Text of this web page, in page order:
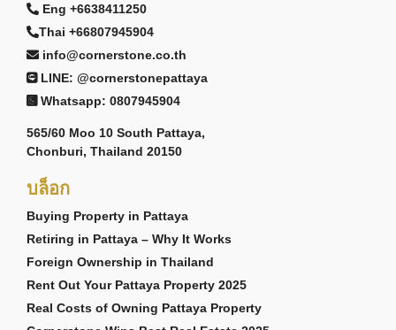
Eng +6638411250
Thai +66807945904
info@cornerstone.co.th
LINE: @cornerstonepattaya
Whatsapp: 0807945904
565/60 Moo 10 South Pattaya,
Chonburi, Thailand 20150
บล็อก
Buying Property in Pattaya
Retiring in Pattaya – Why It Works
Foreign Ownership in Thailand
Rent Out Your Pattaya Property 2025
Real Costs of Owning Pattaya Property